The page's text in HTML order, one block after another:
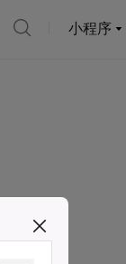
小程序